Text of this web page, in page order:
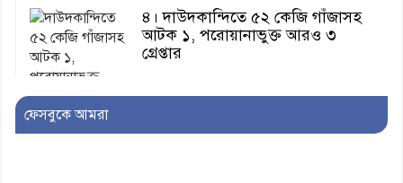
৪। দাউদকান্দিতে ৫২ কেজি গাঁজাসহ
আটক ১, পরোয়ানাভুক্ত আরও ৩
গ্রেপ্তার
৫। মেঘনা উপজেলা বিএনপির নতুন
ফেসবুকে আমরা